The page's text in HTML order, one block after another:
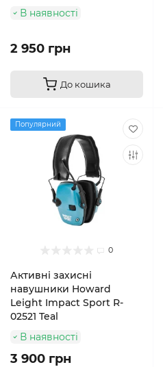
В наявності
2 950 грн
До кошика
Популярний
0
Активні захисні
навушники Howard
Leight Impact Sport R-
02521 Teal
В наявності
3 900 грн